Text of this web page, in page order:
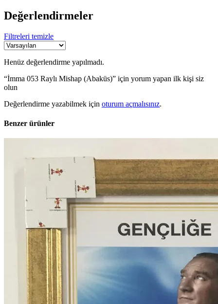
Değerlendirmeler
Filtreleri temizle
Henüz değerlendirme yapılmadı.
“İmma 053 Raylı Mishap (Abaküs)” için yorum yapan ilk kişi siz
olun
Değerlendirme yazabilmek için oturum açmalısınız.
Benzer ürünler